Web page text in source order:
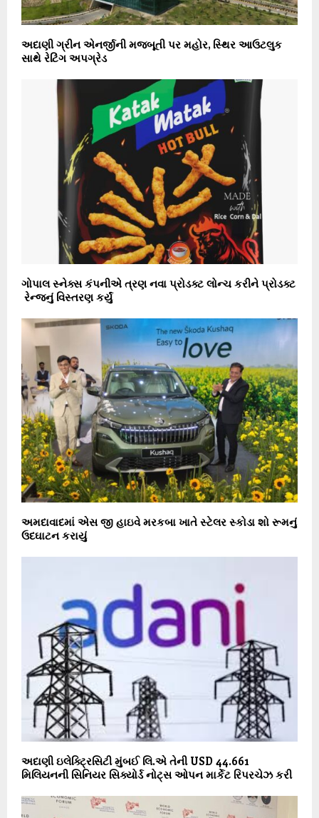
અદાણી ગ્રીન એનર્જીની મજબૂતી પર મહોર, સ્થિર આઉટલુક
સાથે રેટિંગ અપગ્રેડ
ગોપાલ સ્નેક્સ કંપનીએ ત્રણ નવા પ્રોડક્ટ લોન્ચ કરીને પ્રોડક્ટ
રેન્જનું વિસ્તરણ કર્યું
અમદાવાદમાં એસ જી હાઇવે મરકબા ખાતે સ્ટેલર સ્કોડા શો રૂમનું
ઉદઘાટન કરાયું
અદાણી ઇલેક્ટ્રિસિટી મુંબઈ લિ.એ તેની USD 44.661
મિલિયનની સિનિયર સિક્યોર્ડ નોટ્સ ઓપન માર્કેટ રિપરચેઝ કરી